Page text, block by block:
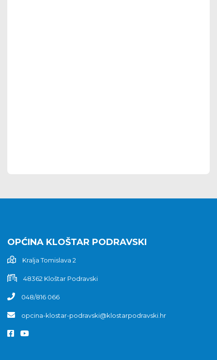
OPĆINA KLOŠTAR PODRAVSKI
Kralja Tomislava 2
48362 Kloštar Podravski
048/816 066
opcina-klostar-podravski@klostarpodravski.hr